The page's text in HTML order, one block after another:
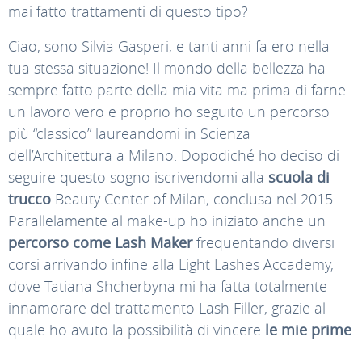
mai fatto trattamenti di questo tipo?
Ciao, sono Silvia Gasperi, e tanti anni fa ero nella
tua stessa situazione! Il mondo della bellezza ha
sempre fatto parte della mia vita ma prima di farne
un lavoro vero e proprio ho seguito un percorso
più “classico” laureandomi in Scienza
dell’Architettura a Milano. Dopodiché ho deciso di
seguire questo sogno iscrivendomi alla scuola di
trucco Beauty Center of Milan, conclusa nel 2015.
Parallelamente al make-up ho iniziato anche un
percorso come Lash Makerfrequentando diversi
corsi arrivando infine alla Light Lashes Accademy,
dove Tatiana Shcherbyna mi ha fatta totalmente
innamorare del trattamento Lash Filler, grazie al
quale ho avuto la possibilità di vincere le mie prime